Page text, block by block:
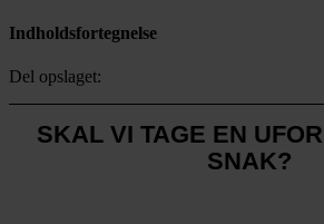
Indholdsfortegnelse
Del opslaget:
SKAL VI TAGE EN
SNAK?